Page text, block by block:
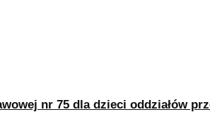
nr 75 dla dzieci oddziałów